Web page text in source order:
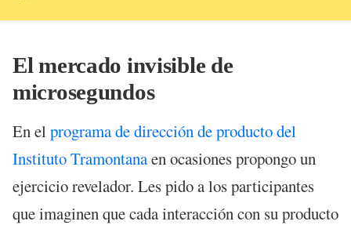
El mercado invisible de
microsegundos
En el programa de dirección de producto del
Instituto Tramontanaen ocasiones propongo un
ejercicio revelador. Les pido a los participantes
que imaginen que cada interacción con su producto